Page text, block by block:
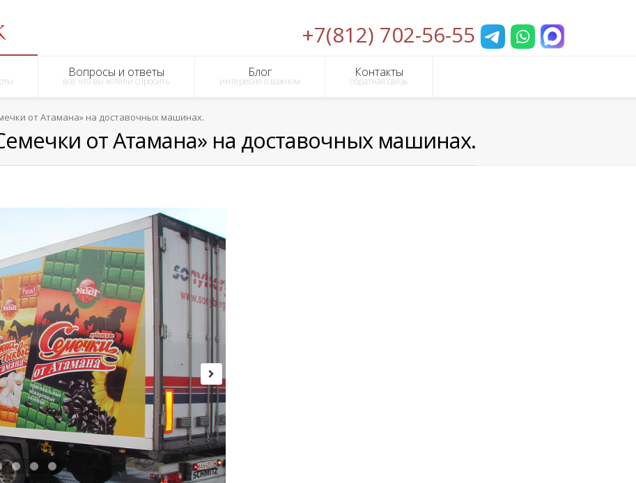
+7(812) 702-56-55
Вопросы и ответы
все что вы хотели спросить
Блог
интересно о важном
Контакты
обратная связь
от Атамана» на доставочных машинах.
от Атамана» на доставочных машинах.